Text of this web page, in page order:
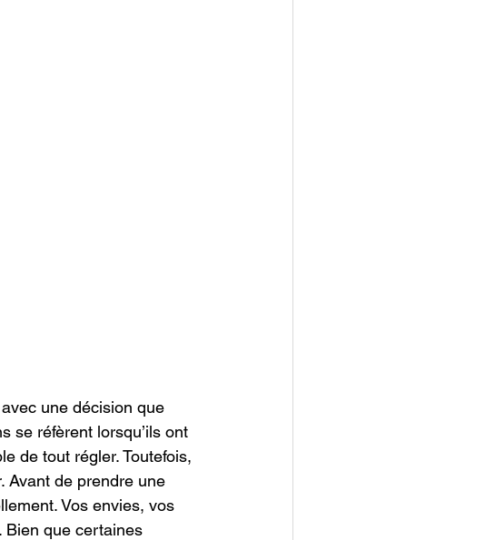
une décision que
se réfèrent lorsqu’ils ont
de tout régler. Toutefois,
Avant de prendre une
Vos envies, vos
Bien que certaines